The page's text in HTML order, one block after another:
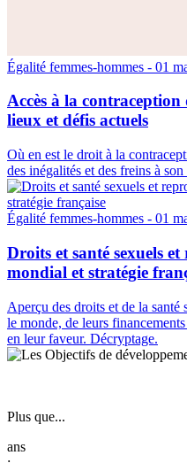
Égalité femmes-hommes - 01
Accès à la contraception
lieux et défis actuels
Où en est le droit à la
des inégalités et des freins à
Égalité femmes-hommes - 01
Droits et santé sexuels
mondial et stratégie
Aperçu des droits et de la
le monde, de leurs
en leur faveur. Décryptage.
Plus que...